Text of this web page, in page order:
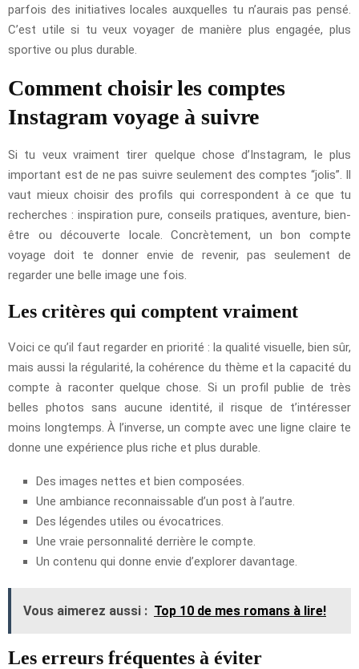
parfois des initiatives locales auxquelles tu n’aurais pas pensé.
C’est utile si tu veux voyager de manière plus engagée, plus
sportive ou plus durable.
Comment choisir les comptes
Instagram voyage à suivre
Si tu veux vraiment tirer quelque chose d’Instagram, le plus
important est de ne pas suivre seulement des comptes “jolis”. Il
vaut mieux choisir des profils qui correspondent à ce que tu
recherches : inspiration pure, conseils pratiques, aventure, bien-
être ou découverte locale. Concrètement, un bon compte
voyage doit te donner envie de revenir, pas seulement de
regarder une belle image une fois.
Les critères qui comptent vraiment
Voici ce qu’il faut regarder en priorité : la qualité visuelle, bien sûr,
mais aussi la régularité, la cohérence du thème et la capacité du
compte à raconter quelque chose. Si un profil publie de très
belles photos sans aucune identité, il risque de t’intéresser
moins longtemps. À l’inverse, un compte avec une ligne claire te
donne une expérience plus riche et plus durable.
Des images nettes et bien composées.
Une ambiance reconnaissable d’un post à l’autre.
Des légendes utiles ou évocatrices.
Une vraie personnalité derrière le compte.
Un contenu qui donne envie d’explorer davantage.
Vous aimerez aussi : Top 10 de mes romans à lire!
Les erreurs fréquentes à éviter